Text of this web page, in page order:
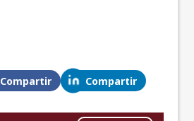
Compartir Compartir